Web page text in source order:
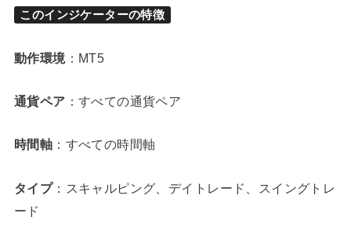
このインジケーターの特徴
動作環境：MT5
通貨ペア ：すべての通貨ペア
時間軸 ：すべての時間軸
タイプ：スキャルピング、デイトレード、スイングトレ
ード